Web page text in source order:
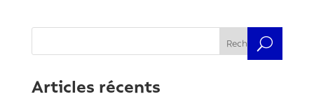
Rechercher
Articles récents